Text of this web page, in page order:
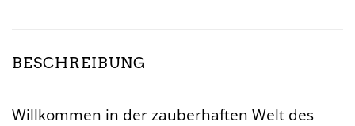
BESCHREIBUNG
Willkommen in der zauberhaften Welt des